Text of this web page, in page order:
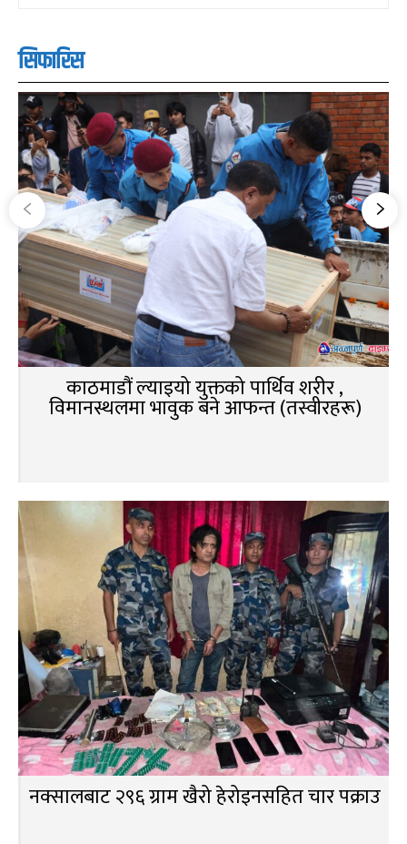
सिफारिस
काठमाडौं ल्याइयो युक्तको पार्थिव शरीर ,
विमानस्थलमा भावुक बने आफन्त (तस्वीरहरू)
नक्सालबाट २९६ ग्राम खैरो हेरोइनसहित चार पक्राउ